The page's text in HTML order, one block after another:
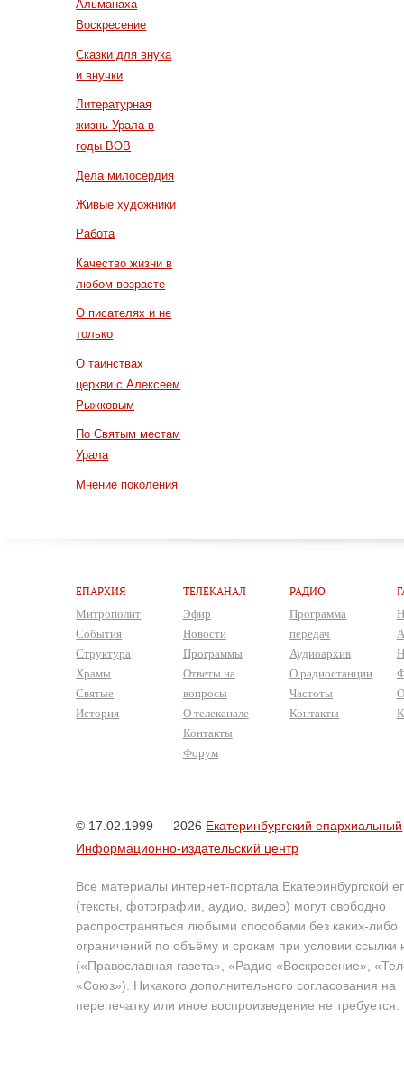
Альманаха
Воскресение
Сказки для внука
и внучки
Литературная
жизнь Урала в
годы ВОВ
Дела милосердия
Живые художники
Работа
Качество жизни в
любом возрасте
О писателях и не
только
О таинствах
церкви с Алексеем
Рыжковым
По Святым местам
Урала
Мнение поколения
ЕПАРХИЯ
Митрополит
События
Структура
Храмы
Святые
История
ТЕЛЕКАНАЛ
Эфир
Новости
Программы
Ответы на
вопросы
О телеканале
Контакты
Форум
РАДИО
Программа
передач
Аудиоархив
О радиостанции
Частоты
Контакты
© 17.02.1999 — 2026 Екатеринбургский епархиальный
Информационно-издательский центр
Все материалы интернет-портала Екатеринбургской
(тексты, фотографии, аудио, видео) могут свободно
распространяться любыми способами без каких-либо
ограничений по объёму и срокам при условии ссылки
(«Православная газета», «Радио «Воскресение»,
«Союз»). Никакого дополнительного согласования на
перепечатку или иное воспроизведение не требуется.